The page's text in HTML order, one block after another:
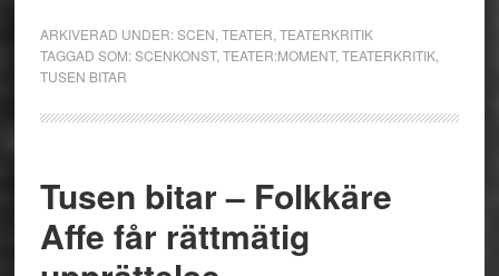
ARKIVERAD UNDER:SCEN TEATER TEATERKRITIK
TAGGAD SOM:SCENKONST, TEATER:MOMENT, TEATERKRITIK,
TUSEN BITAR
Tusen bitar – Folkkäre
Affe får rättmätig